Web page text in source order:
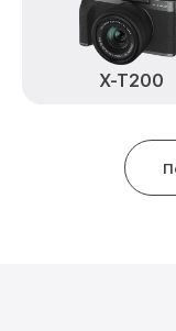
Замена
Программный
X-T200